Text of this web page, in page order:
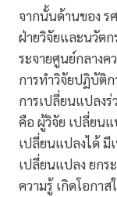
จากนั้นด้านของ ร
ฝ่ายวิจัยและนวัต
ระจายศูนย์กลางค
การทำวิจัยปฏิบัติ
การเปลี่ยนแปลง
คือ ผู้วิจัย เปลี่ยนแ
เปลี่ยนแปลงได้ มี
เปลี่ยนแปลง ยกร
ความรู้ เกิดโอกา